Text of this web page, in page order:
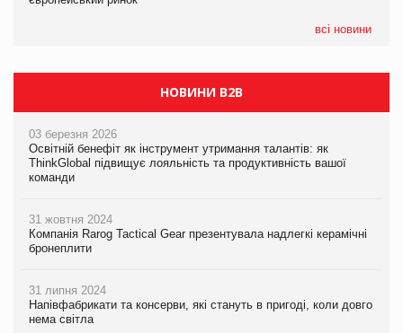
всі новини
НОВИНИ B2B
03 березня 2026
Освітній бенефіт як інструмент утримання талантів: як
ThinkGlobal підвищує лояльність та продуктивність вашої
команди
31 жовтня 2024
Компанія Rarog Tactical Gear презентувала надлегкі керамічні
бронеплити
31 липня 2024
Напівфабрикати та консерви, які стануть в пригоді, коли довго
нема світла